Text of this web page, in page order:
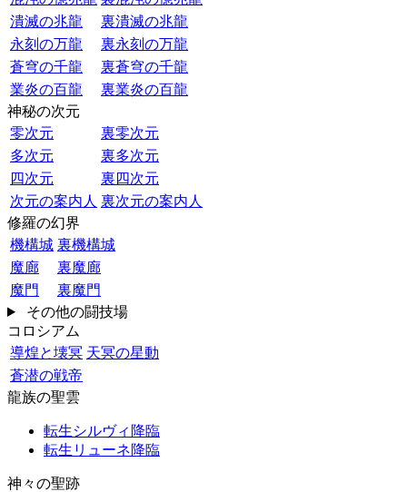
潰滅の兆龍
裏潰滅の兆龍
永刻の万龍
裏永刻の万龍
蒼穹の千龍
裏蒼穹の千龍
業炎の百龍
裏業炎の百龍
神秘の次元
零次元
裏零次元
多次元
裏多次元
四次元
裏四次元
次元の案内人 裏次元の案内人
修羅の幻界
機構城 裏機構城
魔廊
裏魔廊
魔門
裏魔門
その他の闘技場
コロシアム
導煌と壊冥 天冥の星動
蒼潜の戦帝
龍族の聖雲
転生シルヴィ降臨
転生リューネ降臨
神々の聖跡